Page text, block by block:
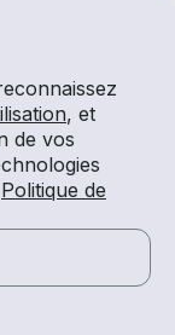
, et
de vos
Politique de